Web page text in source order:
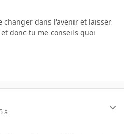
changer dans l'avenir et laisser
donc tu me conseils quoi
a